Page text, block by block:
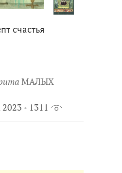
счастья
МАЛЫХ
2023 1311